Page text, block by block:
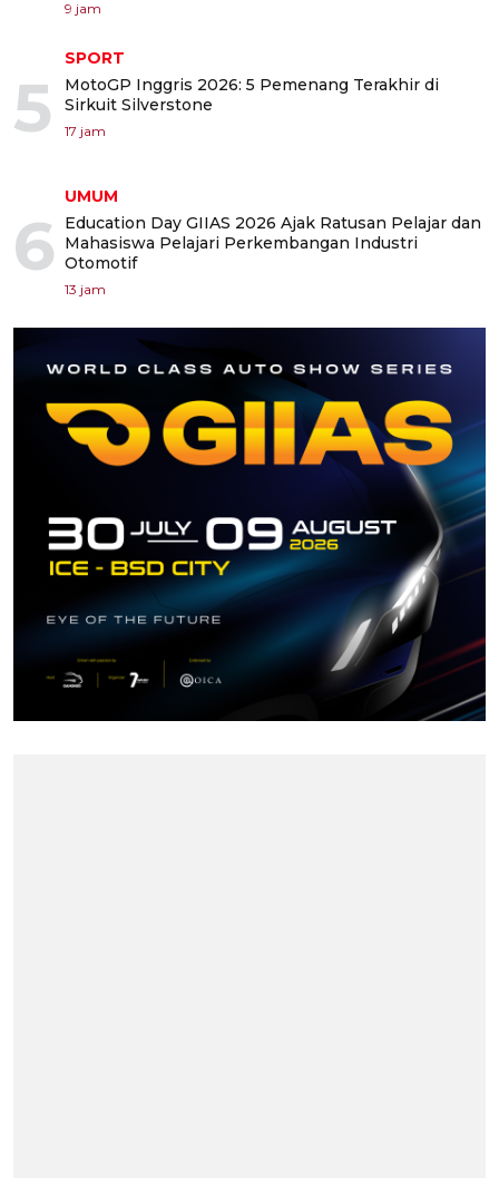
9 jam
5
SPORT
MotoGP Inggris 2026: 5 Pemenang Terakhir di
Sirkuit Silverstone
17 jam
6
UMUM
Education Day GIIAS 2026 Ajak Ratusan Pelajar dan
Mahasiswa Pelajari Perkembangan Industri
Otomotif
13 jam